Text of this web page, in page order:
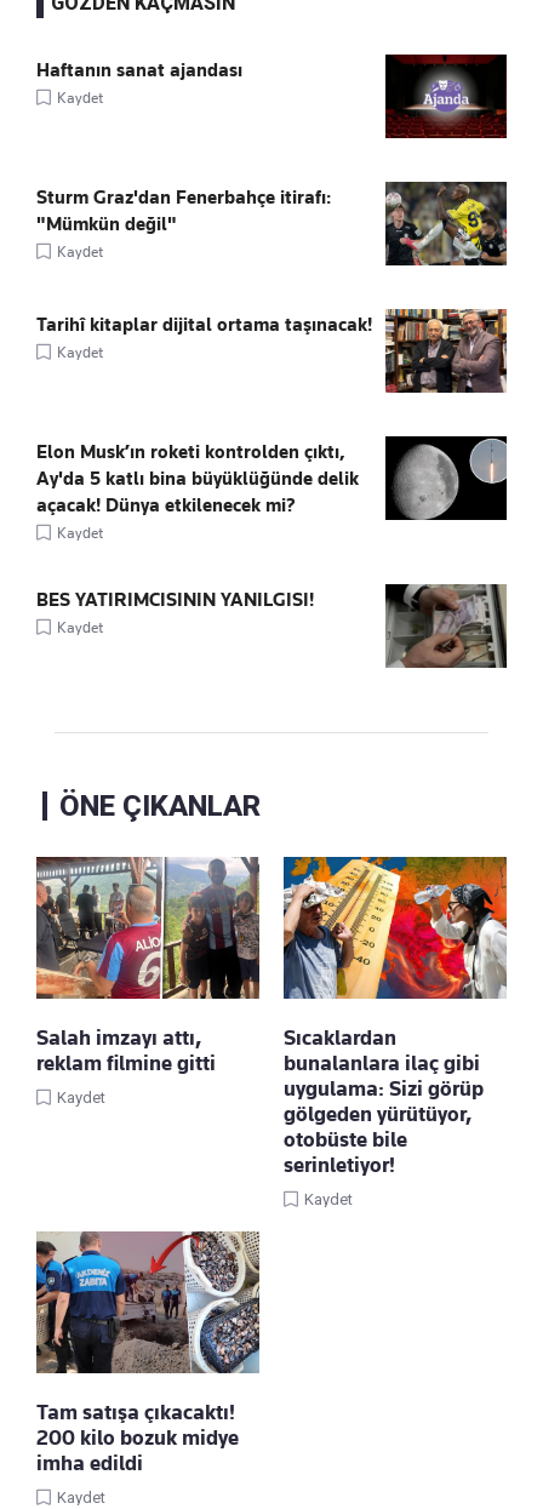
Haftanın sanat ajandası
Kaydet
Sturm Graz'dan Fenerbahçe itirafı:
"Mümkün değil"
Kaydet
Tarihî kitaplar dijital ortama taşınacak!
Kaydet
Elon Musk’ın roketi kontrolden çıktı,
Ay'da 5 katlı bina büyüklüğünde delik
açacak! Dünya etkilenecek mi?
Kaydet
BES YATIRIMCISININ YANILGISI!
Kaydet
ÖNE ÇIKANLAR
Salah imzayı attı,
reklam filmine gitti
Kaydet
Sıcaklardan
bunalanlara ilaç gibi
uygulama: Sizi görüp
gölgeden yürütüyor,
otobüste bile
serinletiyor!
Kaydet
Tam satışa çıkacaktı!
200 kilo bozuk midye
imha edildi
Kaydet